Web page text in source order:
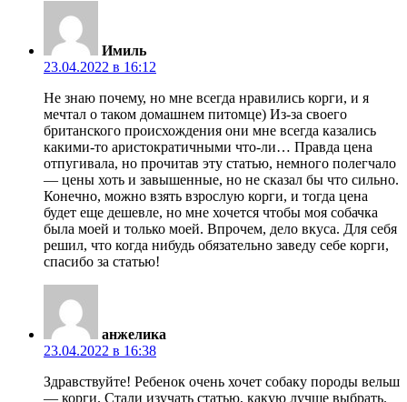
Имиль
23.04.2022 в 16:12
Не знаю почему, но мне всегда нравились корги, и я
мечтал о таком домашнем питомце) Из-за своего
британского происхождения они мне всегда казались
какими-то аристократичными что-ли… Правда цена
отпугивала, но прочитав эту статью, немного полегчало
— цены хоть и завышенные, но не сказал бы что сильно.
Конечно, можно взять взрослую корги, и тогда цена
будет еще дешевле, но мне хочется чтобы моя собачка
была моей и только моей. Впрочем, дело вкуса. Для себя
решил, что когда нибудь обязательно заведу себе корги,
спасибо за статью!
анжелика
23.04.2022 в 16:38
Здравствуйте! Ребенок очень хочет собаку породы вельш
— корги. Стали изучать статью, какую лучше выбрать.